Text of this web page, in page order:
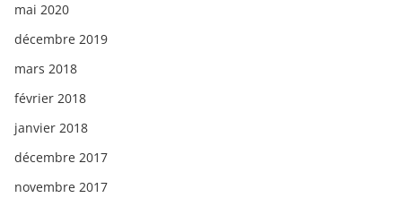
mai 2020
décembre 2019
mars 2018
février 2018
janvier 2018
décembre 2017
novembre 2017